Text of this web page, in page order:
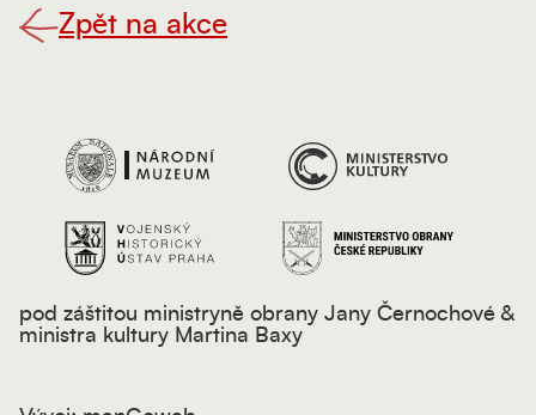
Zpět na akce
pod záštitou ministryně obrany Jany Černochové &
ministra kultury Martina Baxy